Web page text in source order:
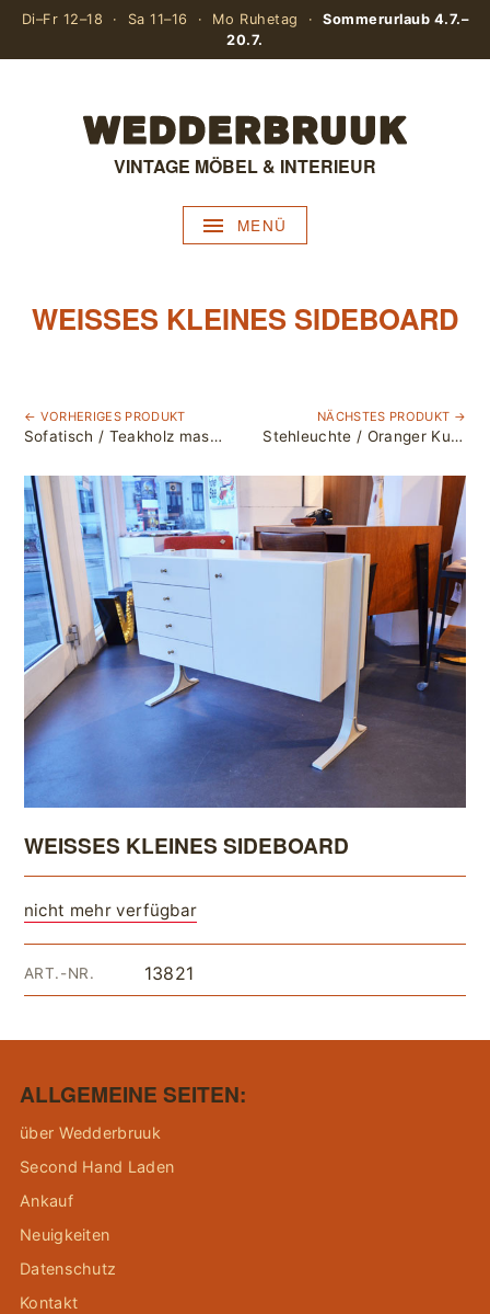
Di–Fr 12–18 · Sa 11–16 · Mo Ruhetag ·Sommerurlaub 4.7.–
20.7.
VINTAGE MÖBEL & INTERIEUR
MENÜ
WEISSES KLEINES SIDEBOARD
← VORHERIGES PRODUKT
Sofatisch / Teakholz massiv / Glostrup, Dänemark
NÄCHSTES PRODUKT →
Stehleuchte / Oranger Kugelschirm / Harvey Guzzini
WEISSES KLEINES SIDEBOARD
nicht mehr verfügbar
ART.-NR. 13821
ALLGEMEINE SEITEN:
über Wedderbruuk
Second Hand Laden
Ankauf
Neuigkeiten
Datenschutz
Kontakt